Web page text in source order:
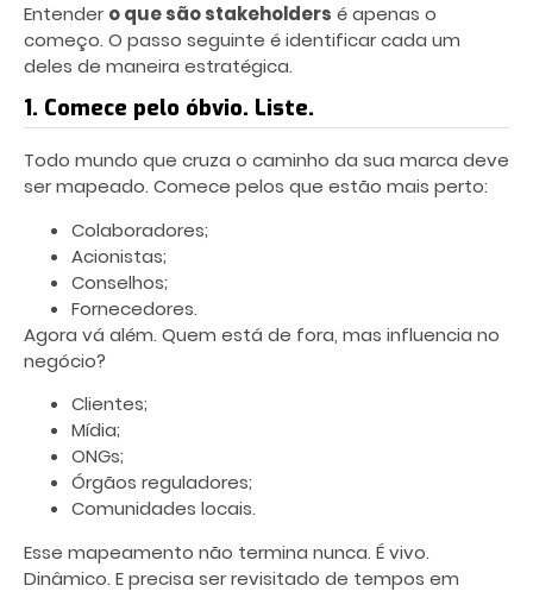
Entendero que são stakeholders é apenas o
começo. O passo seguinte é identificar cada um
deles de maneira estratégica.
1. Comece pelo óbvio. Liste.
Todo mundo que cruza o caminho da sua marca deve
ser mapeado. Comece pelos que estão mais perto:
Colaboradores;
Acionistas;
Conselhos;
Fornecedores.
Agora vá além. Quem está de fora, mas influencia no
negócio?
Clientes;
Mídia;
ONGs;
Órgãos reguladores;
Comunidades locais.
Esse mapeamento não termina nunca. É vivo.
Dinâmico. E precisa ser revisitado de tempos em